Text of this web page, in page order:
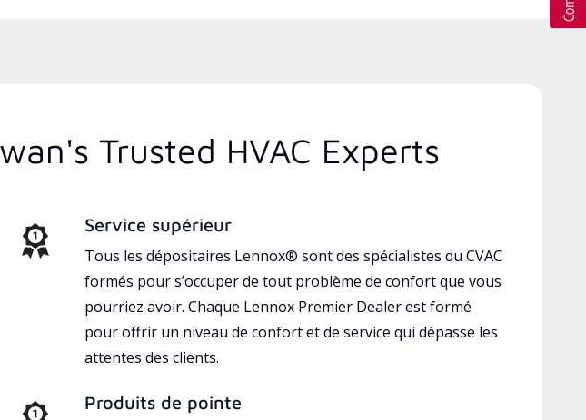
Trusted HVAC Experts
Service supérieur
Tous les dépositaires Lennox® sont des spécialistes du CVAC
formés pour s’occuper de tout problème de confort que vous
pourriez avoir. Chaque Lennox Premier Dealer est formé
pour offrir un niveau de confort et de service qui dépasse les
attentes des clients.
Produits de pointe